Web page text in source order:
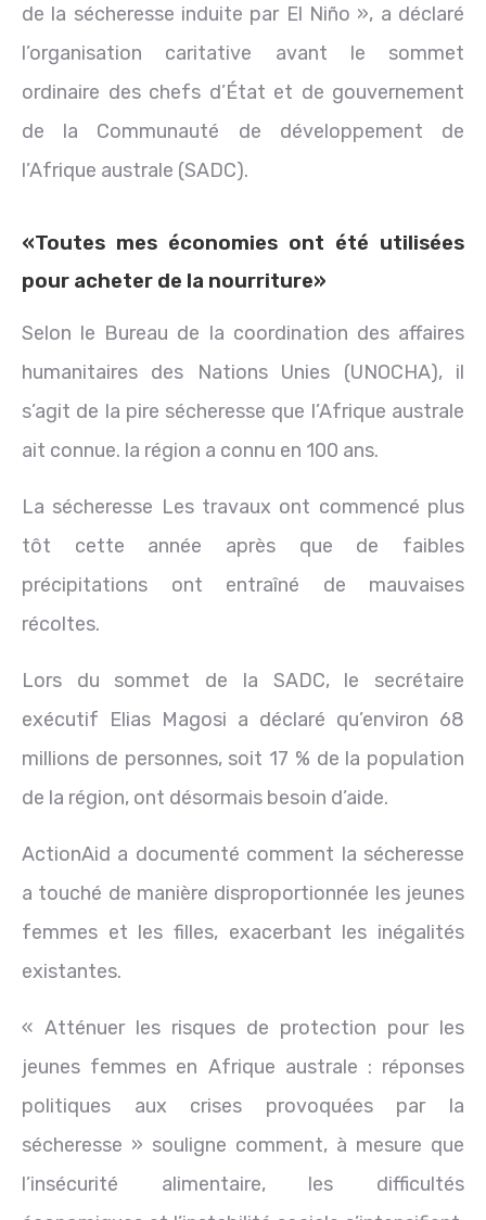
de la sécheresse induite par El Niño », a déclaré
l’organisation caritative avant le sommet
ordinaire des chefs d’État et de gouvernement
de la Communauté de développement de
l’Afrique australe (SADC).
«Toutes mes économies ont été utilisées
pour acheter de la nourriture»
Selon le Bureau de la coordination des affaires
humanitaires des Nations Unies (UNOCHA), il
s’agit de la pire sécheresse que l’Afrique australe
ait connue. la région a connu en 100 ans.
La sécheresse Les travaux ont commencé plus
tôt cette année après que de faibles
précipitations ont entraîné de mauvaises
récoltes.
Lors du sommet de la SADC, le secrétaire
exécutif Elias Magosi a déclaré qu’environ 68
millions de personnes, soit 17 % de la population
de la région, ont désormais besoin d’aide.
ActionAid a documenté comment la sécheresse
a touché de manière disproportionnée les jeunes
femmes et les filles, exacerbant les inégalités
existantes.
« Atténuer les risques de protection pour les
jeunes femmes en Afrique australe : réponses
politiques aux crises provoquées par la
sécheresse » souligne comment, à mesure que
l’insécurité alimentaire, les difficultés